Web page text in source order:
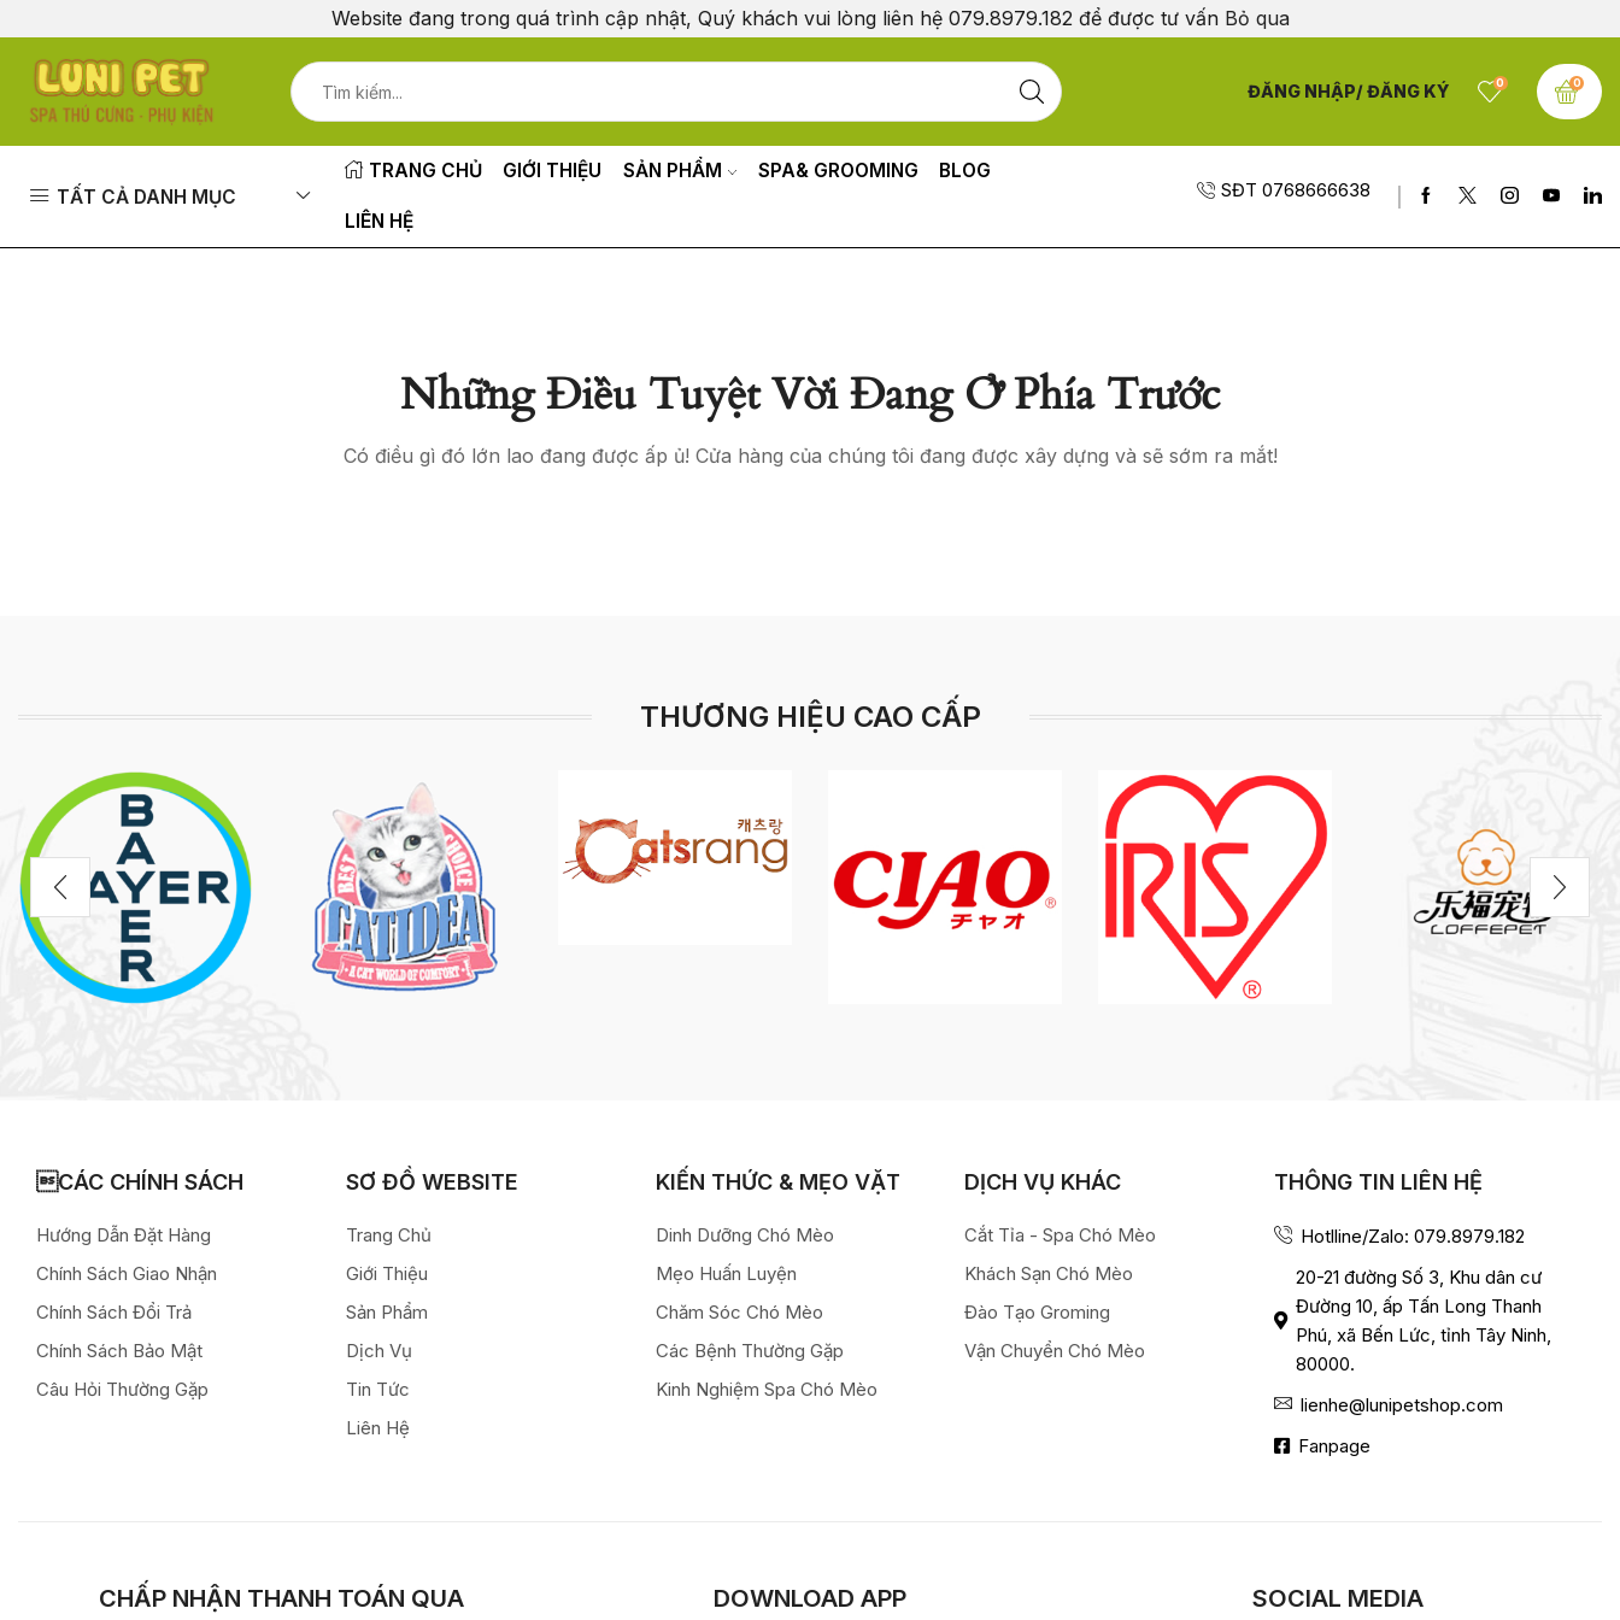
Website đang trong quá trình cập nhật, Quý khách vui lòng liên hệ 079.8979.182 để được tư vấn Bỏ qua
ĐĂNG NHẬP/ ĐĂNG KÝ 0 0
TẤT CẢ DANH MỤC
TRANG CHỦ GIỚI THIỆU SẢN PHẨM SPA& GROOMING BLOG
LIÊN HỆ
SĐT 0768666638
Những Điều Tuyệt Vời Đang Ở Phía Trước
Có điều gì đó lớn lao đang được ấp ủ! Cửa hàng của chúng tôi đang được xây dựng và sẽ sớm ra mắt!
THƯƠNG HIỆU CAO CẤP
CÁC CHÍNH SÁCH
Hướng Dẫn Đặt Hàng
Chính Sách Giao Nhận
Chính Sách Đổi Trả
Chính Sách Bảo Mật
Câu Hỏi Thường Gặp
SƠ ĐỒ WEBSITE
Trang Chủ
Giới Thiệu
Sản Phẩm
Dịch Vụ
Tin Tức
Liên Hệ
KIẾN THỨC & MẸO VẶT
Dinh Dưỡng Chó Mèo
Mẹo Huấn Luyện
Chăm Sóc Chó Mèo
Các Bệnh Thường Gặp
Kinh Nghiệm Spa Chó Mèo
DỊCH VỤ KHÁC
Cắt Tỉa - Spa Chó Mèo
Khách Sạn Chó Mèo
Đào Tạo Groming
Vận Chuyển Chó Mèo
THÔNG TIN LIÊN HỆ
Hotlline/Zalo: 079.8979.182
20-21 đường Số 3, Khu dân cư
Đường 10, ấp Tấn Long Thanh
Phú, xã Bến Lức, tỉnh Tây Ninh,
80000.
lienhe@lunipetshop.com
Fanpage
CHẤP NHẬN THANH TOÁN QUA DOWNLOAD APP SOCIAL MEDIA